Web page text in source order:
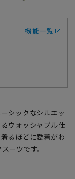
機能一覧
シックなシルエッ
ウォッシャブル仕
るほどに愛着がわ
ーツです。